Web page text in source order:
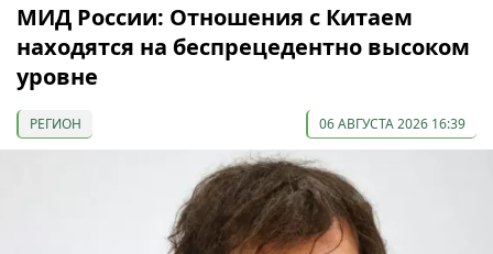
МИД России: Отношения с Китаем
находятся на беспрецедентно высоком
уровне
РЕГИОН 06 АВГУСТА 2026 16:39